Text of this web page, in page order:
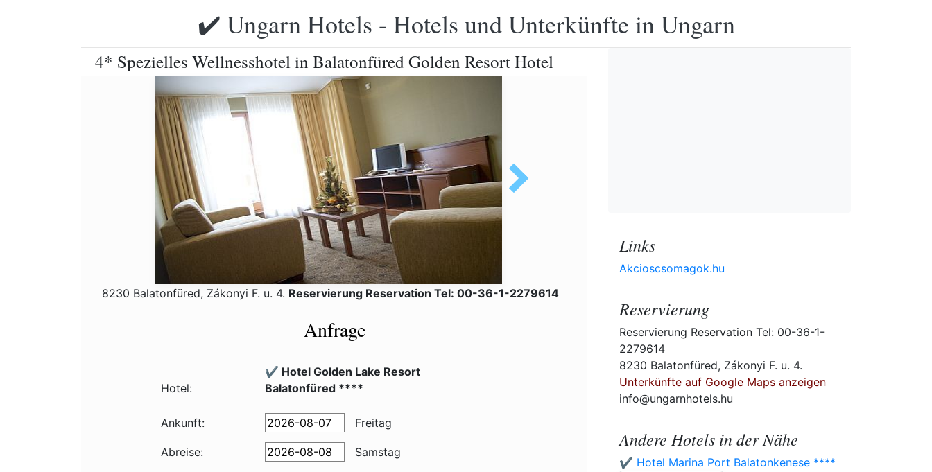
✔️ Ungarn Hotels - Hotels und Unterkünfte in Ungarn
4* Spezielles Wellnesshotel in Balatonfüred Golden Resort Hotel
8230 Balatonfüred, Zákonyi F. u. 4. Reservierung Reservation Tel: 00-36-1-2279614
Anfrage
Hotel:
✔️ Hotel Golden Lake Resort
Balatonfüred ****
Ankunft: Freitag
Abreise:
Samstag
Links
Akcioscsomagok.hu
Reservierung
Reservierung Reservation Tel: 00-36-1-
2279614
8230 Balatonfüred, Zákonyi F. u. 4.
Unterkünfte auf Google Maps anzeigen
info@ungarnhotels.hu
Andere Hotels in der Nähe
✔️ Hotel Marina Port Balatonkenese ****